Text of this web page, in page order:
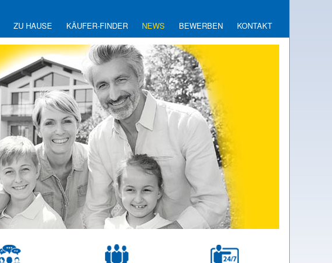
ZU HAUSE KÄUFER-FINDER NEWS BEWERBEN KONTAKT